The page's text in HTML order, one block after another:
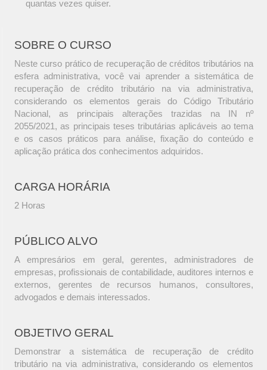
quantas vezes quiser.
SOBRE O CURSO
Neste curso prático de recuperação de créditos tributários na
esfera administrativa, você vai aprender a sistemática de
recuperação de crédito tributário na via administrativa,
considerando os elementos gerais do Código Tributário
Nacional, as principais alterações trazidas na IN nº
2055/2021, as principais teses tributárias aplicáveis ao tema
e os casos práticos para análise, fixação do conteúdo e
aplicação prática dos conhecimentos adquiridos.
CARGA HORÁRIA
2 Horas
PÚBLICO ALVO
A empresários em geral, gerentes, administradores de
empresas, profissionais de contabilidade, auditores internos e
externos, gerentes de recursos humanos, consultores,
advogados e demais interessados.
OBJETIVO GERAL
Demonstrar a sistemática de recuperação de crédito
tributário na via administrativa, considerando os elementos